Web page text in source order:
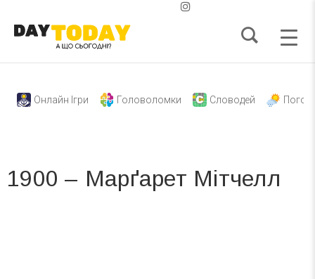
Онлайн Ігри Головоломки Словодей
1900 – Марґарет Мітчелл